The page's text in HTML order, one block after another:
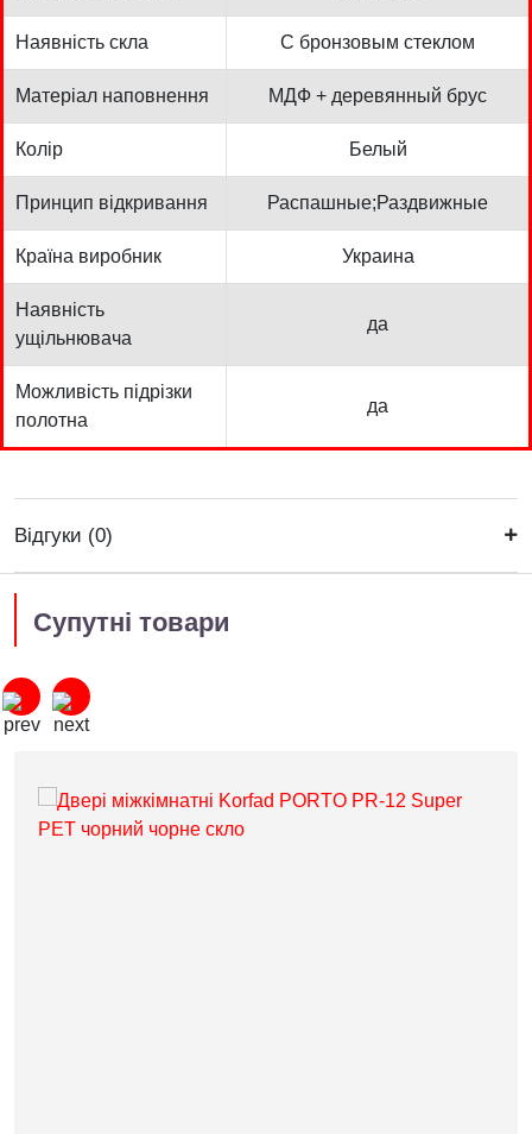
Наявність скла С бронзовым стеклом
Матеріал наповнення МДФ + деревянный брус
Колір Белый
Принцип відкривання Распашные;Раздвижные
Країна виробник Украина
Наявність
ущільнювача
да
Можливість підрізки
полотна
да
Відгуки (0)
Супутні товари